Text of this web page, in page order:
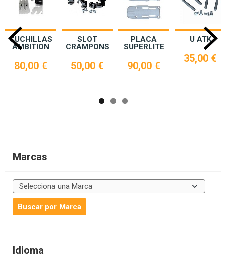
Marcas
Idioma
CUCHILLAS
AMBITION
80,00 €
SLOT
CRAMPONS
50,00 €
PLACA
SUPERLITE
90,00 €
U ATK
35,00 €